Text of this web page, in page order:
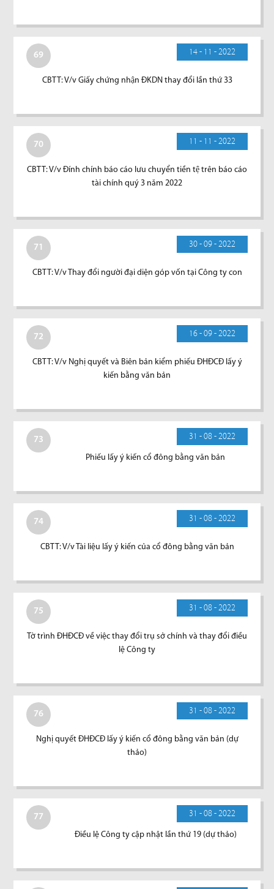
69 14 - 11 - 2022
CBTT: V/v Giấy chứng nhận ĐKDN thay đổi lần thứ 33
70 11 - 11 - 2022
CBTT: V/v Đính chính báo cáo lưu chuyển tiền tệ trên báo cáo
tài chính quý 3 năm 2022
71 30 - 09 - 2022
CBTT: V/v Thay đổi người đại diện góp vốn tại Công ty con
72 16 - 09 - 2022
CBTT: V/v Nghị quyết và Biên bản kiểm phiếu ĐHĐCĐ lấy ý
kiến bằng văn bản
73 31 - 08 - 2022
Phiếu lấy ý kiến cổ đông bằng văn bản
74 31 - 08 - 2022
CBTT: V/v Tài liệu lấy ý kiến của cổ đông bằng văn bản
75 31 - 08 - 2022
Tờ trình ĐHĐCĐ về việc thay đổi trụ sở chính và thay đổi điều
lệ Công ty
76 31 - 08 - 2022
Nghị quyết ĐHĐCĐ lấy ý kiến cổ đông bằng văn bản (dự
thảo)
77 31 - 08 - 2022
Điều lệ Công ty cập nhật lần thứ 19 (dự thảo)